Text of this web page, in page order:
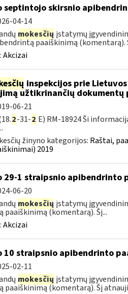
septintojo skirsnio
04-14
mokesčių įstatymų
paaiškinimą (komentarą).
Akcizai
inspekcijos prie
užtikrinančių
06-21
2-31-2 E) RM-18924 Ši
žinyno kategorijos: Raštai,
2019
29-1 straipsnio apibendrinto
06-20
mokesčių įstatymų
(komentarą). Šį...
Akcizai
10 straipsnio apibendrinto
02-11
mokesčių įstatymų
(komentarą). Šį